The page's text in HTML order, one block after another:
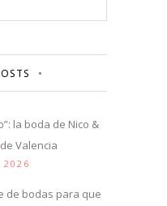
la boda de Nico &
Valencia
2026
de bodas para que